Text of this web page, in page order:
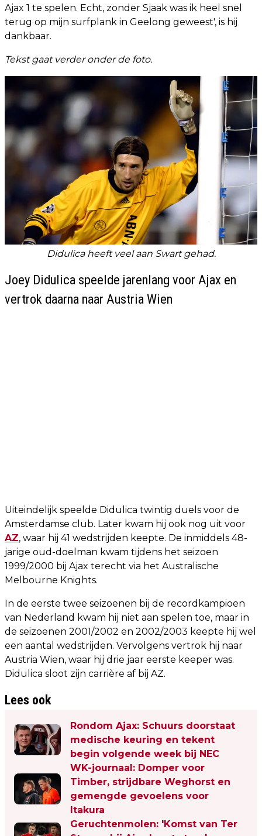
Ajax 1 te spelen. Echt, zonder Sjaak was ik heel snel
terug op mijn surfplank in Geelong geweest', is hij
dankbaar.
Tekst gaat verder onder de foto.
Didulica heeft veel aan Swart gehad.
Joey Didulica speelde jarenlang voor Ajax en
vertrok daarna naar Austria Wien
Uiteindelijk speelde Didulica twintig duels voor de
Amsterdamse club. Later kwam hij ook nog uit voor
AZ, waar hij 41 wedstrijden keepte. De inmiddels 48-
jarige oud-doelman kwam tijdens het seizoen
1999/2000 bij Ajax terecht via het Australische
Melbourne Knights.
In de eerste twee seizoenen bij de recordkampioen
van Nederland kwam hij niet aan spelen toe, maar in
de seizoenen 2001/2002 en 2002/2003 keepte hij wel
een aantal wedstrijden. Vervolgens vertrok hij naar
Austria Wien, waar hij drie jaar eerste keeper was.
Didulica sloot zijn carrière af bij AZ.
Lees ook
Rondom Ajax: Schuurs doorstaat
medische keuring en tekent
begin volgende week bij NEC
WK-journaal: Domper voor
Timber, strijdbare Weghorst en
gemengde gevoelens voor
Itakura
Geruchtenmolen: 'Komst van Ter